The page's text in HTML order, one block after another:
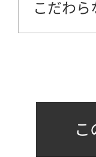
こだわら
こ